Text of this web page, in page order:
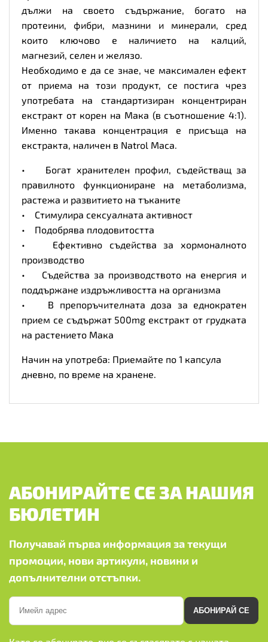
дължи на своето съдържание, богато на
протеини, фибри, мазнини и минерали, сред
които ключово е наличието на калций,
магнезий, селен и желязо.
Необходимо е да се знае, че максимален ефект
от приема на този продукт, се постига чрез
употребата на стандартизиран концентриран
екстракт от корен на Мака (в съотношение 4:1).
Именно такава концентрация е присъща на
екстракта, наличен в Natrol Maca.
• Богат хранителен профил, съдействащ за
правилното функциониране на метаболизма,
растежа и развитието на тъканите
• Стимулира сексуалната активност
• Подобрява плодовитостта
• Ефективно съдейства за хормоналното
производство
• Съдейства за производството на енергия и
поддържане издръжливостта на организма
• В препоръчителната доза за еднократен
прием се съдържат 500mg екстракт от грудката
на растението Мака
Начин на употреба: Приемайте по 1 капсула
дневно, по време на хранене.
АБОНИРАЙТЕ СЕ ЗА НАШИЯ
БЮЛЕТИН
Получавай първа информация за текущи
промоции, нови артикули, новини и
допълнителни отстъпки.
АБОНИРАЙ СЕ